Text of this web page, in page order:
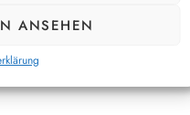
ANSEHEN
weder verpflichtet